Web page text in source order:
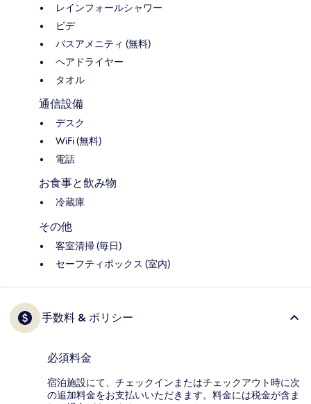
レインフォールシャワー
ビデ
バスアメニティ (無料)
ヘアドライヤー
タオル
通信設備
デスク
WiFi (無料)
電話
お食事と飲み物
冷蔵庫
その他
客室清掃 (毎日)
セーフティボックス (室内)
手数料 & ポリシー
必須料金
宿泊施設にて、チェックインまたはチェックアウト時に次
の追加料金をお支払いいただきます。料金には税金が含ま